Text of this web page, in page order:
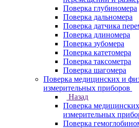
Поверка глубиномера
Поверка дальномера
Поверка датчика
Поверка длиномера
Поверка зубомера
Поверка катетомера
Поверка таксометра
Поверка шагомера
Поверка медицинских и
измерительных приборов
Назад
Поверка
измерительных
Поверка